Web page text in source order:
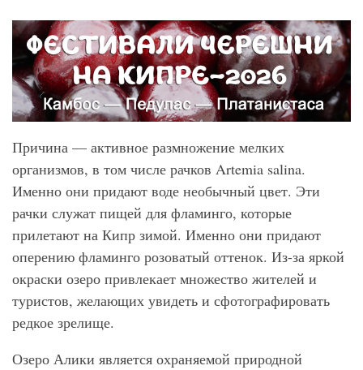
Причина — активное размножение мелких
организмов, в том числе рачков Artemia salina.
Именно они придают воде необычный цвет. Эти
рачки служат пищей для фламинго, которые
прилетают на Кипр зимой. Именно они придают
оперению фламинго розоватый оттенок. Из-за яркой
окраски озеро привлекает множество жителей и
туристов, желающих увидеть и сфотографировать
редкое зрелище.
Озеро Алики является охраняемой природной